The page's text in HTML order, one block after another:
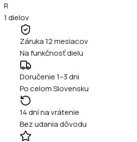
R
1 dielov
Záruka 12 mesiacov
Na funkčnosť dielu
Doručenie 1–3 dni
Po celom Slovensku
14 dní na vrátenie
Bez udania dôvodu